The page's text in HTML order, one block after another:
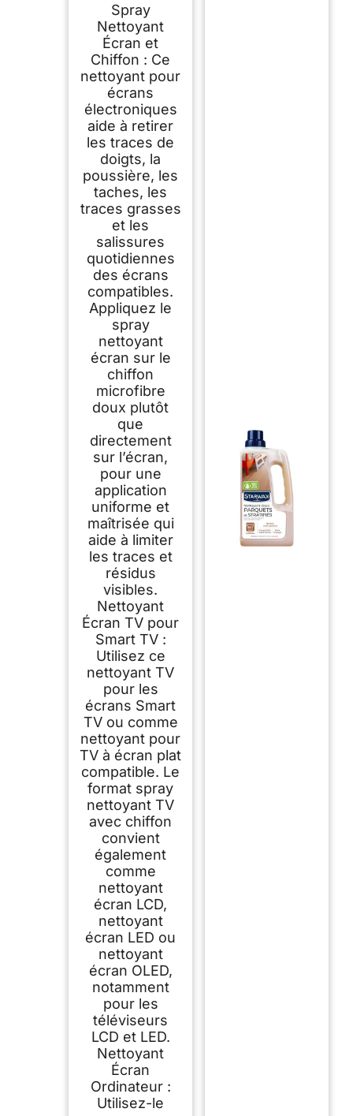
OLED, 473 ml
Spray
Nettoyant
Écran et
Chiffon : Ce
nettoyant pour
écrans
électroniques
aide à retirer
les traces de
doigts, la
poussière, les
taches, les
traces grasses
et les
salissures
quotidiennes
des écrans
compatibles.
Appliquez le
spray
nettoyant
écran sur le
chiffon
microfibre
doux plutôt
que
directement
sur l’écran,
pour une
application
uniforme et
maîtrisée qui
aide à limiter
les traces et
résidus
visibles.
Nettoyant
Écran TV pour
Smart TV :
Utilisez ce
nettoyant TV
pour les
écrans Smart
TV ou comme
nettoyant pour
TV à écran plat
compatible. Le
format spray
nettoyant TV
avec chiffon
convient
également
comme
nettoyant
écran LCD,
nettoyant
écran LED ou
nettoyant
écran OLED,
notamment
pour les
téléviseurs
LCD et LED.
Nettoyant
Écran
Ordinateur :
Utilisez-le